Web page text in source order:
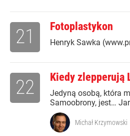
Fotoplastykon
Henryk Sawka
21
Kiedy zlepperują
Jedyną osobą, która
Samoobrony, jest…
22
Michał Krzymowski